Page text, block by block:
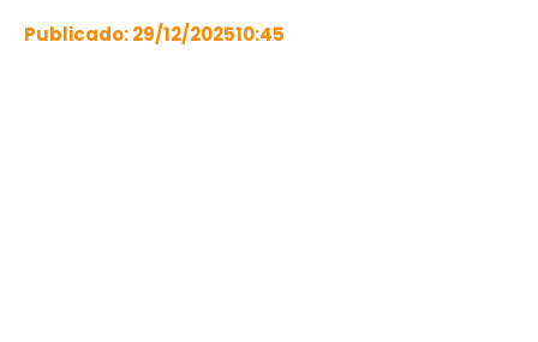
Publicado:29/12/202510:45